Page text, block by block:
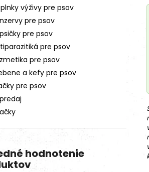
výživy pre psov
pre psov
pre psov
pre psov
pre psov
a kefy pre psov
pre psov
hodnotenie